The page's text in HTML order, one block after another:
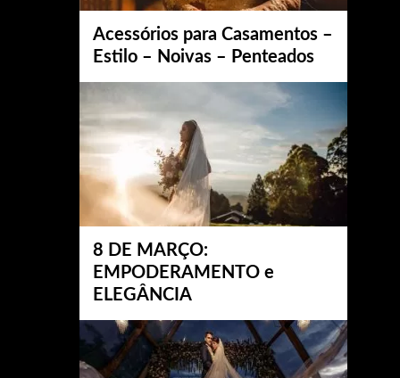
Acessórios para Casamentos –
Estilo – Noivas – Penteados
8 DE MARÇO:
EMPODERAMENTO e
ELEGÂNCIA